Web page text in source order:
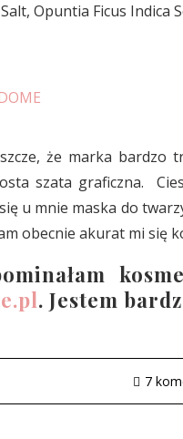
Opuntia Ficus
że marka bardzo
szata graficzna.
u mnie maska do
obecnie akurat mi się
. Jestem
7